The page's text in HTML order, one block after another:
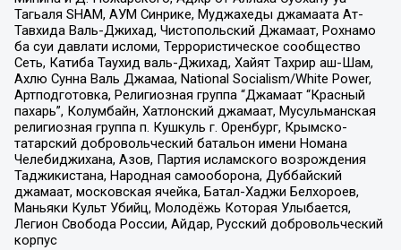
Тагьаля SHAM, АУМ Синрике, Муджахеды джамаата Ат-
Тавхида Валь-Джихад, Чистопольский Джамаат, Рохнамо
ба суи давлати исломи, Террористическое сообщество
Сеть, Катиба Таухид валь-Джихад, Хайят Тахрир аш-Шам,
Ахлю Сунна Валь Джамаа, National Socialism/White Power,
Артподготовка, Религиозная группа “Джамаат “Красный
пахарь”, Колумбайн, Хатлонский джамаат, Мусульманская
религиозная группа п. Кушкуль г. Оренбург, Крымско-
татарский добровольческий батальон имени Номана
Челебиджихана, Азов, Партия исламского возрождения
Таджикистана, Народная самооборона, Дуббайский
джамаат, московская ячейка, Батал-Хаджи Белхороев,
Маньяки Культ Убийц, Молодёжь Которая Улыбается,
Легион Свобода России, Айдар, Русский добровольческий
корпус